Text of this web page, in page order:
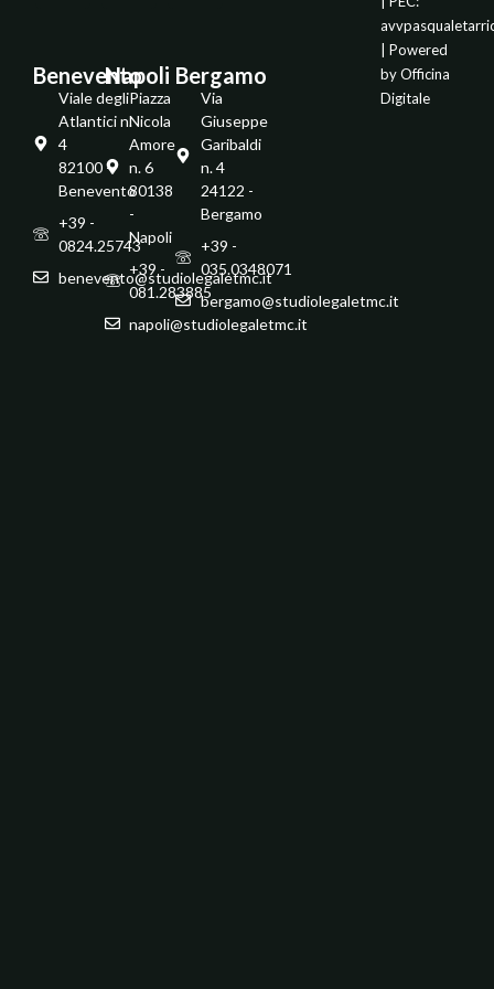
Benevento
Viale degli
Atlantici n.
4
82100 -
Benevento
+39 -
0824.25743
benevento@studiolegaletmc.it
Napoli
Piazza
Nicola
Amore
n. 6
80138
-
Napoli
+39 -
081.283885
napoli@studiolegaletmc.it
Bergamo
Via
Giuseppe
Garibaldi
n. 4
24122 -
Bergamo
+39 -
035.0348071
bergamo@studiolegaletmc.it
| Powered
byOfficina
Digitale